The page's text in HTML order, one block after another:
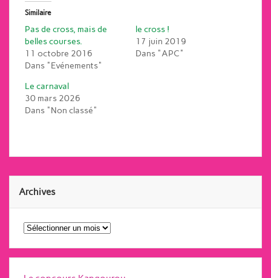
Similaire
Pas de cross, mais de
belles courses.
11 octobre 2016
Dans "Evénements"
le cross !
17 juin 2019
Dans "APC"
Le carnaval
30 mars 2026
Dans "Non classé"
Archives
Archives